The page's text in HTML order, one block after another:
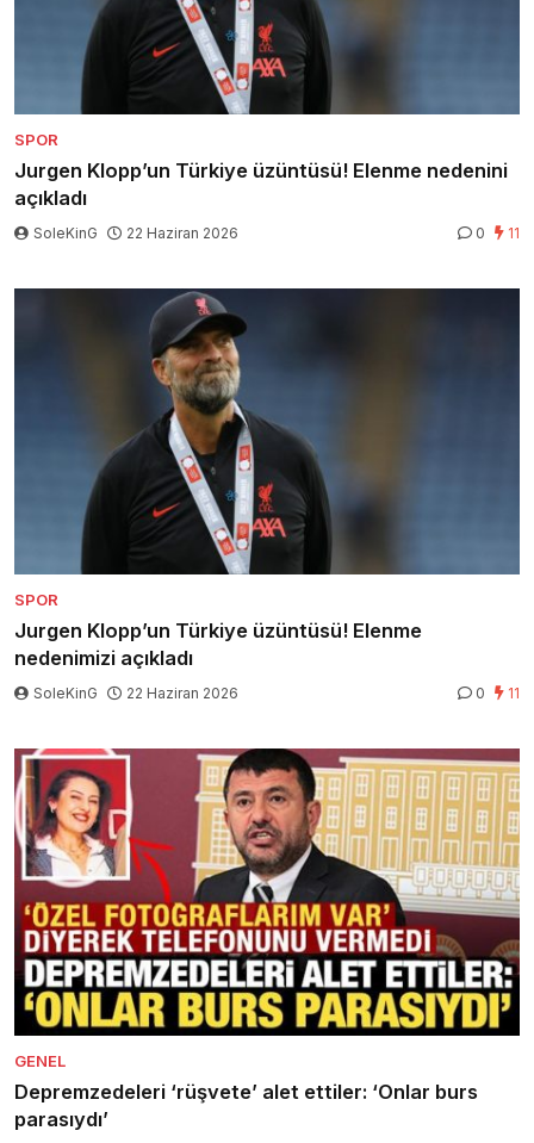
SPOR
Jurgen Klopp’un Türkiye üzüntüsü! Elenme nedenini
açıkladı
SoleKinG 22 Haziran 2026 0 11
SPOR
Jurgen Klopp’un Türkiye üzüntüsü! Elenme
nedenimizi açıkladı
SoleKinG 22 Haziran 2026 0 11
GENEL
Depremzedeleri ‘rüşvete’ alet ettiler: ‘Onlar burs
parasıydı’